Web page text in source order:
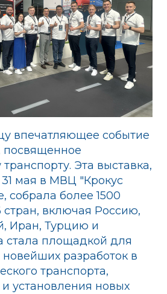
впечатляющее событие
посвященное
Эта выставка,
мая в МВЦ "Крокус
собрала более 1500
стран, включая Россию,
Иран, Турцию и
стала площадкой для
разработок в
транспорта,
установления новых